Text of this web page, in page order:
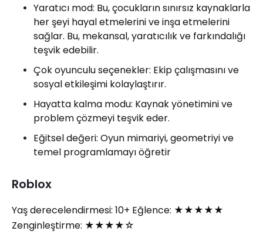
Yaratıcı mod: Bu, çocukların sınırsız kaynaklarla
her şeyi hayal etmelerini ve inşa etmelerini
sağlar. Bu, mekansal, yaratıcılık ve farkındalığı
teşvik edebilir.
Çok oyunculu seçenekler: Ekip çalışmasını ve
sosyal etkileşimi kolaylaştırır.
Hayatta kalma modu: Kaynak yönetimini ve
problem çözmeyi teşvik eder.
Eğitsel değeri: Oyun mimariyi, geometriyi ve
temel programlamayı öğretir
Roblox
Yaş derecelendirmesi: 10+ Eğlence: ★★★★★
Zenginleştirme: ★★★★☆